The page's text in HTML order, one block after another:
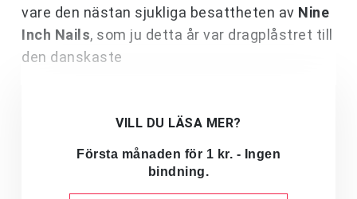
vare den nästan sjukliga besattheten av Nine
Inch Nails, som ju detta år var dragplåstret till
den danskaste
VILL DU LÄSA MER?
Första månaden för 1 kr. - Ingen
bindning.